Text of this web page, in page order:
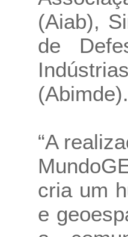
(Aiab),
de
(Abimde).
“A
cria um
e